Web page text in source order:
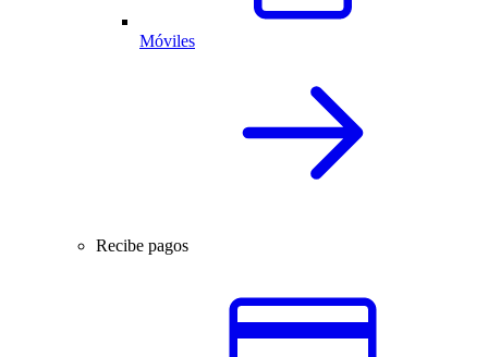
Móviles
Recibe pagos